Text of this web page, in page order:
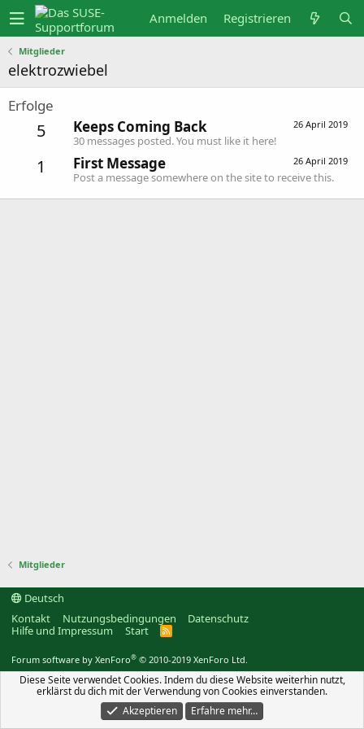
Anmelden Registrieren
Mitglieder
elektrozwiebel
Erfolge
5 26 April 2019
Keeps Coming Back
30 messages posted. You must like it here!
1 26 April 2019
First Message
Post a message somewhere on the site to receive this.
Mitglieder
Deutsch
Kontakt
Nutzungsbedingungen
Datenschutz
Hilfe und Impressum
Start
R
Forum software by XenForo® © 2010-2019 XenForo Ltd.
Diese Seite verwendet Cookies. Indem du diese Website weiterhin nutzt,
erklärst du dich mit der Verwendung von Cookies einverstanden.
Akzeptieren
Erfahre mehr…